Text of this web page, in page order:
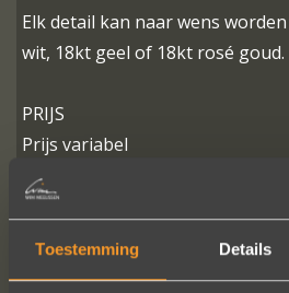
Toestemming Details
Elk detail kan naar wens
wit, 18kt geel of 18kt rosé goud.
PRIJS
Prijs variabel
MEER INFO BESTELLEN?